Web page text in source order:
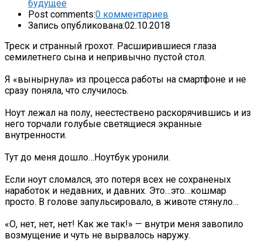
будущее
Post comments:0 комментариев
Запись опубликована:02.10.2018
Треск и странный грохот. Расширившиеся глаза
семилетнего сына и непривычно пустой стол.
Я «вынырнула» из процесса работы на смартфоне и не
сразу поняла, что случилось.
Ноут лежал на полу, неестествено раскорячившись и из
него торчали голубые светящиеся экранные
внутренности.
Тут до меня дошло…Ноутбук уронили.
Если ноут сломался, это потеря всех не сохраненых
наработок и недавних, и давних. Это…это…кошмар
просто. В голове запульсировало, в животе стянуло…
«О, нет, нет, нет! Как же так!» — внутри меня завопило
возмущение и чуть не вырвалось наружу.